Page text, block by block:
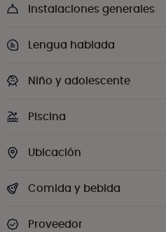
Instalaciones generales
Lengua hablada
Niño y adolescente
Piscina
Ubicación
Comida y bebida
Proveedor